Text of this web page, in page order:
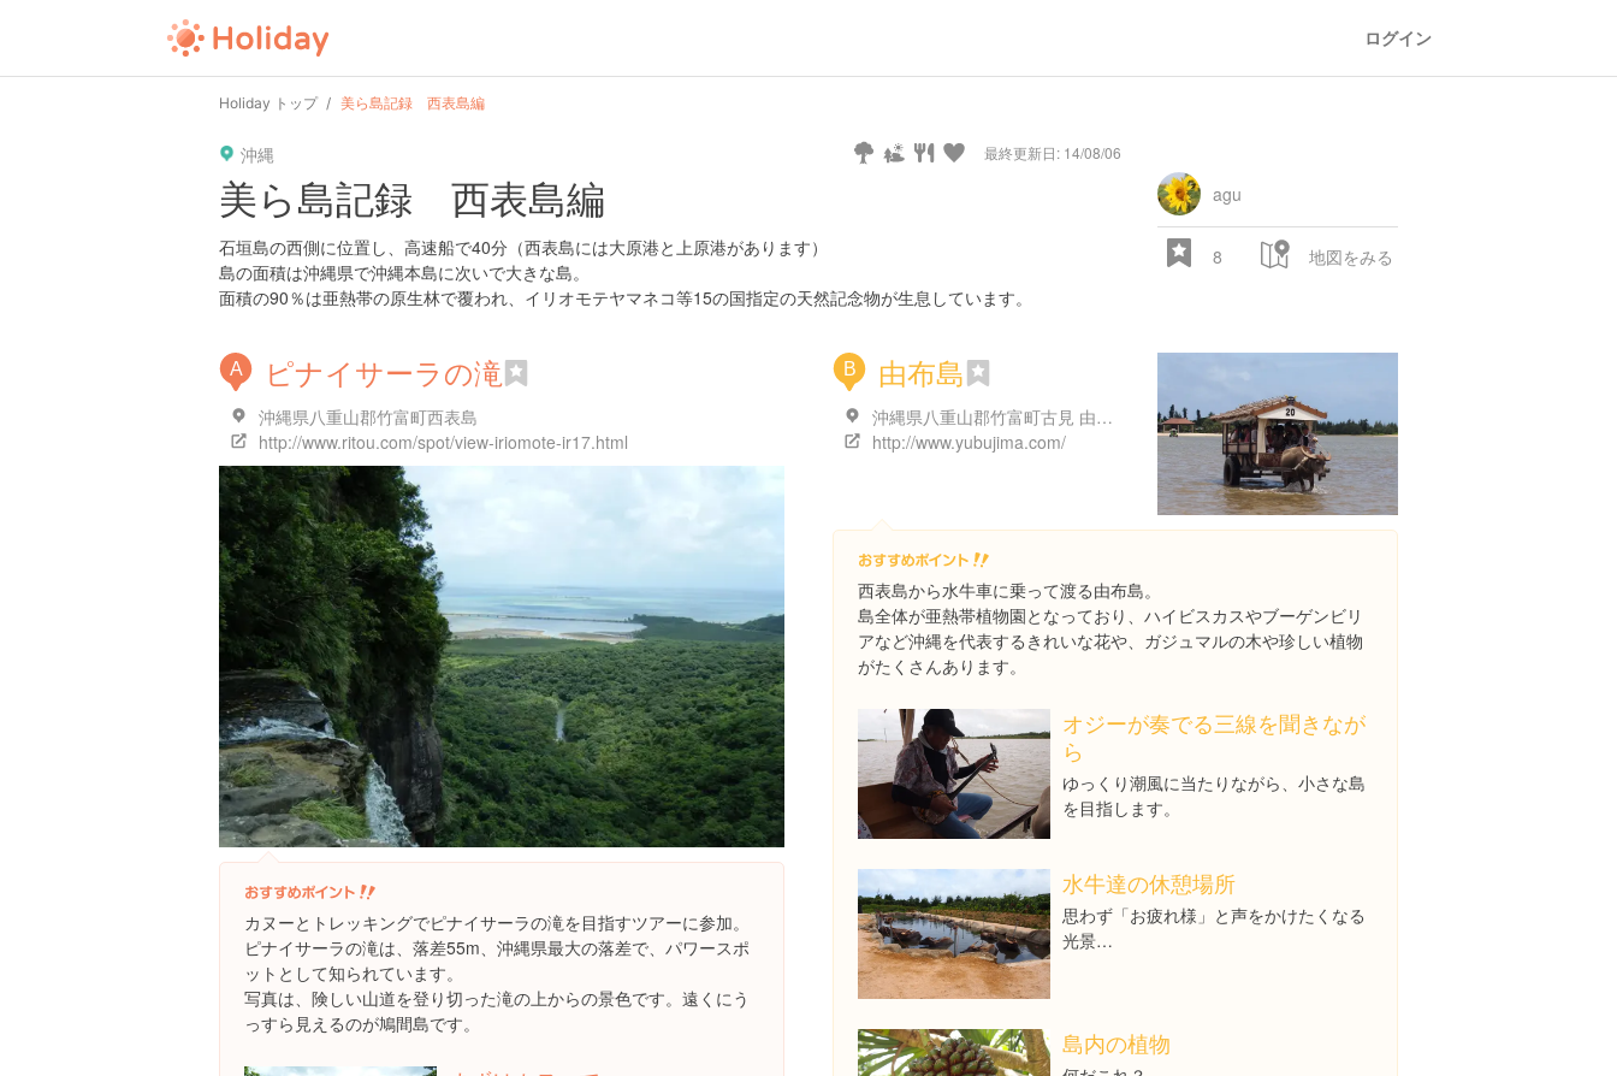
ログイン
Holiday トップ 美ら島記録 西表島編
沖縄 最終更新日: 14/08/06
美ら島記録 西表島編
石垣島の西側に位置し、高速船で40分（西表島には大原港と上原港があります）
島の面積は沖縄県で沖縄本島に次いで大きな島。
面積の90％は亜熱帯の原生林で覆われ、イリオモテヤマネコ等15の国指定の天然記念物が生息しています。
agu
8 地図をみる
A ピナイサーラの滝
沖縄県八重山郡竹富町西表島
http://www.ritou.com/spot/view-iriomote-ir17.html
カヌーとトレッキングでピナイサーラの滝を目指すツアーに参加。
ピナイサーラの滝は、落差55m、沖縄県最大の落差で、パワースポ
ットとして知られています。
写真は、険しい山道を登り切った滝の上からの景色です。遠くにう
っすら見えるのが鳩間島です。
B 由布島
沖縄県八重山郡竹富町古見 由布島
http://www.yubujima.com/
西表島から水牛車に乗って渡る由布島。
島全体が亜熱帯植物園となっており、ハイビスカスやブーゲンビリ
アなど沖縄を代表するきれいな花や、ガジュマルの木や珍しい植物
がたくさんあります。
オジーが奏でる三線を聞きなが
ら
ゆっくり潮風に当たりながら、小さな島
を目指します。
水牛達の休憩場所
思わず「お疲れ様」と声をかけたくなる
光景…
島内の植物